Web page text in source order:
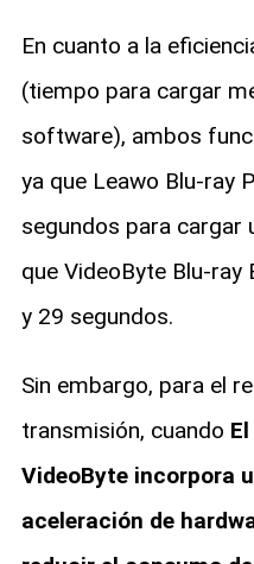
En cuanto a la
(tiempo para cargar
software), ambos
ya que Leawo Blu-ray
segundos para cargar
que VideoByte Blu-ray
y 29 segundos.
Sin embargo, para el
transmisión, cuando
VideoByte incorpora
aceleración de